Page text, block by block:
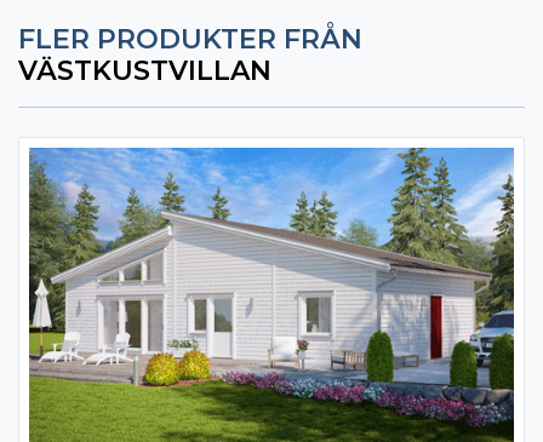
FLER PRODUKTER FRÅN
VÄSTKUSTVILLAN